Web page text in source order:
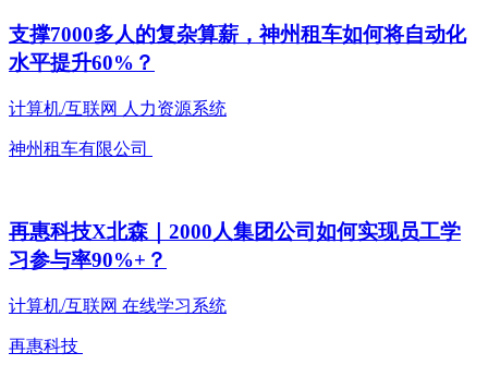
支撑7000多人的复杂算薪，神州租车如何将自动化
水平提升60%？
计算机/互联网 人力资源系统
神州租车有限公司
再惠科技X北森｜2000人集团公司如何实现员工学
习参与率90%+？
计算机/互联网 在线学习系统
再惠科技